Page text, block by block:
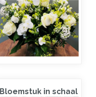
Bloemstuk in schaal